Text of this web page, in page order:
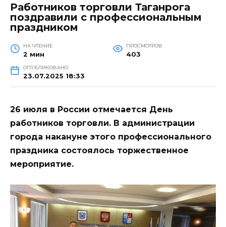
Работников торговли Таганрога
поздравили с профессиональным
праздником
НА ЧТЕНИЕ
2 мин
ПРОСМОТРОВ
403
ОПУБЛИКОВАНО
23.07.2025 18:33
26 июля в России отмечается День
работников торговли. В администрации
города накануне этого профессионального
праздника состоялось торжественное
мероприятие.